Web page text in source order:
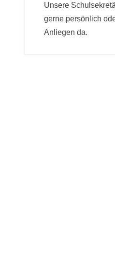
Unsere
gerne persönlich
Anliegen da.